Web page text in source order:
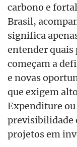
carbono e
Brasil,
significa
entender quais
começam a
e novas
que exigem
Expenditure ou
previsibilidade
projetos em